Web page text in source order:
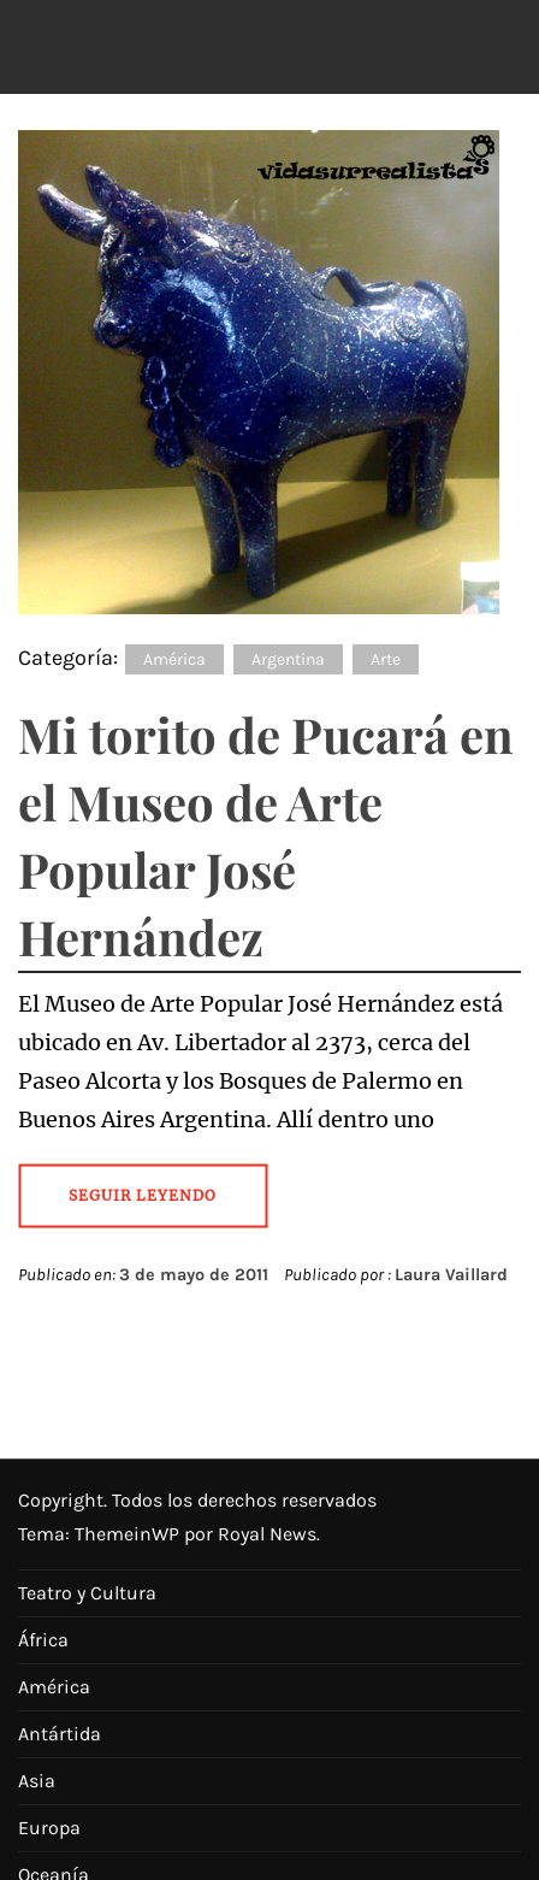
Categoría: América Argentina Arte
Mi torito de Pucará en
el Museo de Arte
Popular José
Hernández
El Museo de Arte Popular José Hernández está
ubicado en Av. Libertador al 2373, cerca del
Paseo Alcorta y los Bosques de Palermo en
Buenos Aires Argentina. Allí dentro uno
SEGUIR LEYENDO
Publicado en:3 de mayo de 2011 Publicado por : Laura Vaillard
Copyright. Todos los derechos reservados
Tema: ThemeinWP por Royal News.
Teatro y Cultura
África
América
Antártida
Asia
Europa
Oceanía